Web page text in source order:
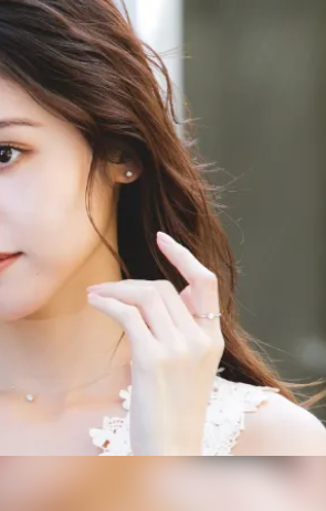
ゲーム・サービス開発
書籍・雑誌出版
チャレンジ
CAMPFIRE for Social Good
CAMPFIREふるさと納税